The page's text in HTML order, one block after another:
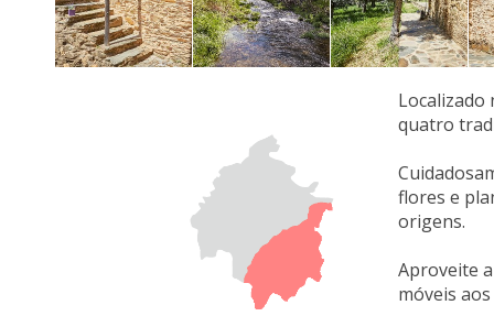
Localizado
quatro
flores e
origens.
Aproveite
móveis